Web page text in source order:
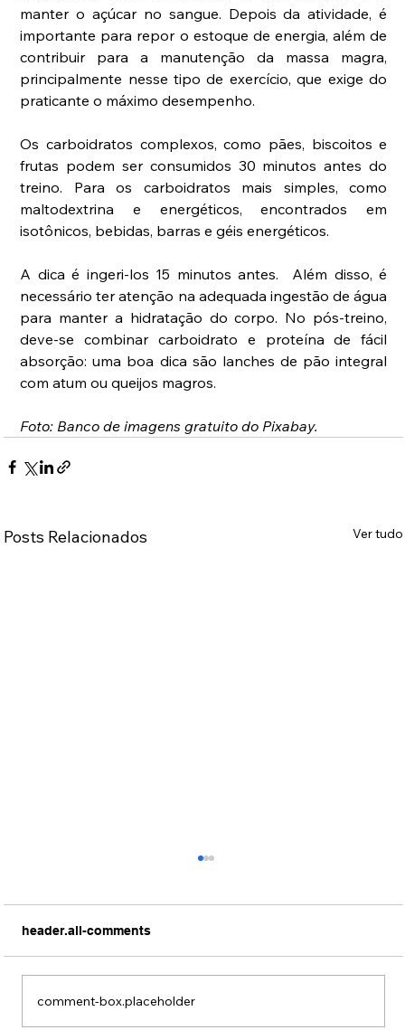
manter o açúcar no sangue. Depois da atividade, é
importante para repor o estoque de energia, além de
contribuir para a manutenção da massa magra,
principalmente nesse tipo de exercício, que exige do
praticante o máximo desempenho.
Os carboidratos complexos, como pães, biscoitos e
frutas podem ser consumidos 30 minutos antes do
treino. Para os carboidratos mais simples, como
maltodextrina e energéticos, encontrados em
isotônicos, bebidas, barras e géis energéticos.
A dica é ingeri-los 15 minutos antes.  Além disso, é
necessário ter atenção na adequada ingestão de água
para manter a hidratação do corpo. No pós-treino,
deve-se combinar carboidrato e proteína de fácil
absorção: uma boa dica são lanches de pão integral
com atum ou queijos magros.
Foto: Banco de imagens gratuito do Pixabay.
Posts Relacionados Ver tudo
header.all-comments
comment-box.placeholder